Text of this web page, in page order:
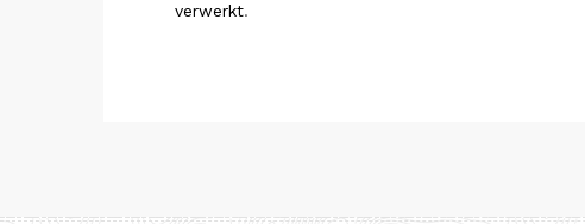
verwerkt.